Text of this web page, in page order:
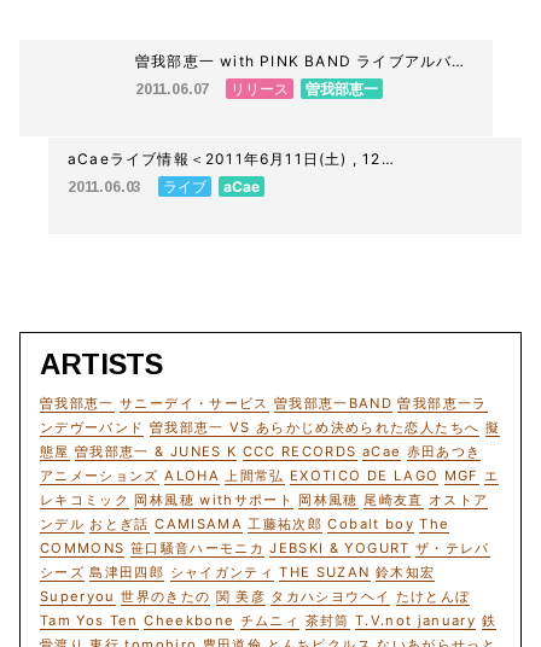
曽我部恵一 with PINK BAND ライブアルバム
発売決定 & 予約受付中！
2011.06.07 リリース 曽我部恵一
aCaeライブ情報＜2011年6月11日(土) , 12日
(日) @空中キャンプin韓国 >
2011.06.03 ライブ aCae
ARTISTS
曽我部恵一 サニーデイ・サービス 曽我部恵一BAND 曽我部恵一ラ
ンデヴーバンド 曽我部恵一 VS あらかじめ決められた恋人たちへ 擬
態屋 曽我部恵一 & JUNES K CCC RECORDS aCae 赤田あつき
アニメーションズ ALOHA 上間常弘 EXOTICO DE LAGO MGF エ
レキコミック 岡林風穂 withサポート 岡林風穂 尾崎友直 オストア
ンデル おとぎ話 CAMISAMA 工藤祐次郎 Cobalt boy The
COMMONS 笹口騒音ハーモニカ JEBSKI & YOGURT ザ・テレパ
シーズ 島津田四郎 シャイガンティ THE SUZAN 鈴木知宏
Superyou 世界のきたの 関 美彦 タカハシヨウヘイ たけとんぼ
Tam Yos Ten Cheekbone チムニィ 茶封筒 T.V.not january 鉄